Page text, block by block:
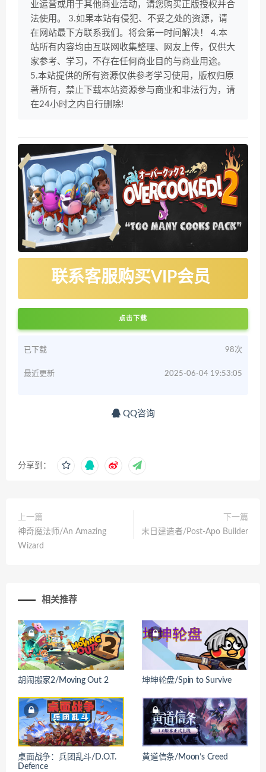
业运营或用于其他商业活动，请您购买正版授权并合
法使用。 3.如果本站有侵犯、不妥之处的资源，请
在网站最下方联系我们。将会第一时间解决！ 4.本
站所有内容均由互联网收集整理、网友上传，仅供大
家参考、学习，不存在任何商业目的与商业用途。
5.本站提供的所有资源仅供参考学习使用，版权归原
著所有，禁止下载本站资源参与商业和非法行为，请
在24小时之内自行删除!
联系客服购买VIP会员
点击下载
已下载 98次
最近更新 2025-06-04 19:53:05
QQ咨询
分享到：
上一篇
神奇魔法师/An Amazing
Wizard
下一篇
末日建造者/Post-Apo Builder
相关推荐
胡闹搬家2/Moving Out 2 坤坤轮盘/Spin to Survive
桌面战争：兵团乱斗/D.O.T.
Defence
黄道信条/Moon’s Creed